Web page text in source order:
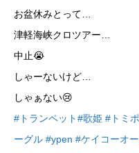
お盆休みとって…
津軽海峡クロツアー…
中止😭
しゃーないけど…
しゃぁない😢
#トランペット#歌姫 #トミ
ーグル #ypen #ケイコーオ